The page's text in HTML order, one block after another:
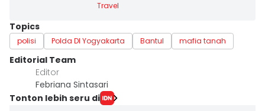
Travel
Topics
polisi Polda DI Yogyakarta Bantul mafia tanah
Editorial Team
Editor
Febriana Sintasari
Tonton lebih seru di